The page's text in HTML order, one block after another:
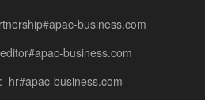
business.com
business.com
hr#apac-business.com